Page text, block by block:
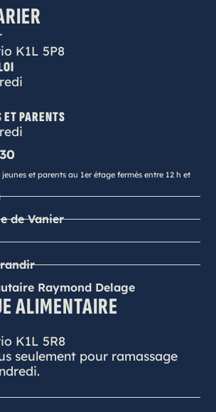
K1L 5P8
ET PARENTS
et parents au 1er étage fermés entre 12 h et
de Vanier
Raymond Delage
ALIMENTAIRE
K1L 5R8
seulement pour ramassage